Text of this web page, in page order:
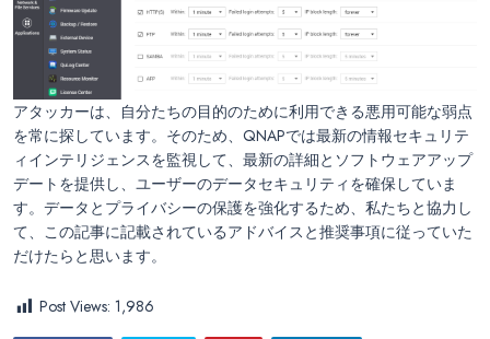
アタッカーは、自分たちの目的のために利用できる悪用可能な弱点
を常に探しています。そのため、QNAPでは最新の情報セキュリテ
ィインテリジェンスを監視して、最新の詳細とソフトウェアアップ
デートを提供し、ユーザーのデータセキュリティを確保していま
す。データとプライバシーの保護を強化するため、私たちと協力し
て、この記事に記載されているアドバイスと推奨事項に従っていた
だけたらと思います。
Post Views: 1,986